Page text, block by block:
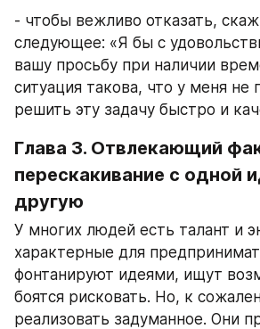
- чтобы вежливо отказать,
следующее: «Я бы с
вашу просьбу при наличии
ситуация такова, что у меня не
решить эту задачу быстро и
Глава 3. Отвлекающий
перескакивание с одной
другую
У многих людей есть талант и
характерные для
фонтанируют идеями, ищут
боятся рисковать. Но, к
реализовать задуманное. Они